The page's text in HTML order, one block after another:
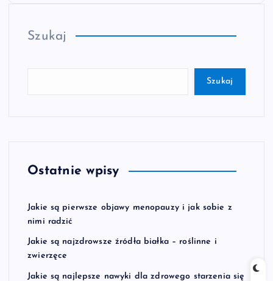
Szukaj
Szukaj
Ostatnie wpisy
Jakie są pierwsze objawy menopauzy i jak sobie z
nimi radzić
Jakie są najzdrowsze źródła białka – roślinne i
zwierzęce
Jakie są najlepsze nawyki dla zdrowego starzenia się